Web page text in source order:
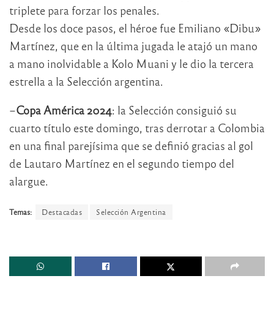
triplete para forzar los penales.
Desde los doce pasos, el héroe fue Emiliano «Dibu»
Martínez, que en la última jugada le atajó un mano
a mano inolvidable a Kolo Muani y le dio la tercera
estrella a la Selección argentina.
–Copa América 2024: la Selección consiguió su
cuarto título este domingo, tras derrotar a Colombia
en una final parejísima que se definió gracias al gol
de Lautaro Martínez en el segundo tiempo del
alargue.
Temas: Destacadas Selección Argentina